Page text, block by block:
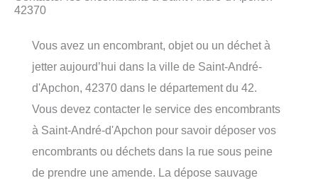
42370
Vous avez un encombrant, objet ou un déchet à
jetter aujourd’hui dans la ville de Saint-André-
d'Apchon, 42370 dans le département du 42.
Vous devez contacter le service des encombrants
à Saint-André-d'Apchon pour savoir déposer vos
encombrants ou déchets dans la rue sous peine
de prendre une amende. La dépose sauvage